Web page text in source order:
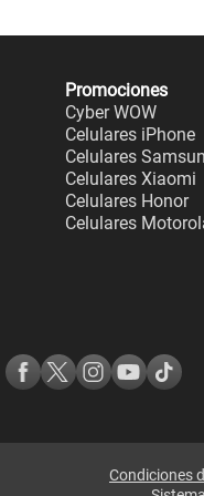
Promociones
Cyber WOW
Celulares iPhone
Celulares
Celulares Xiaomi
Celulares Honor
Celulares
Condiciones